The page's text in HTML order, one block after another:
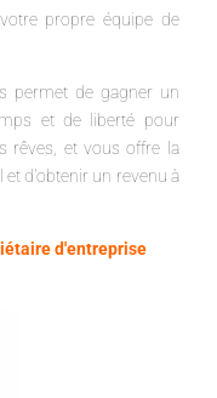
propre équipe de
permet de gagner un
et de liberté pour
rêves, et vous offre la
d'obtenir un revenu à
d'entreprise